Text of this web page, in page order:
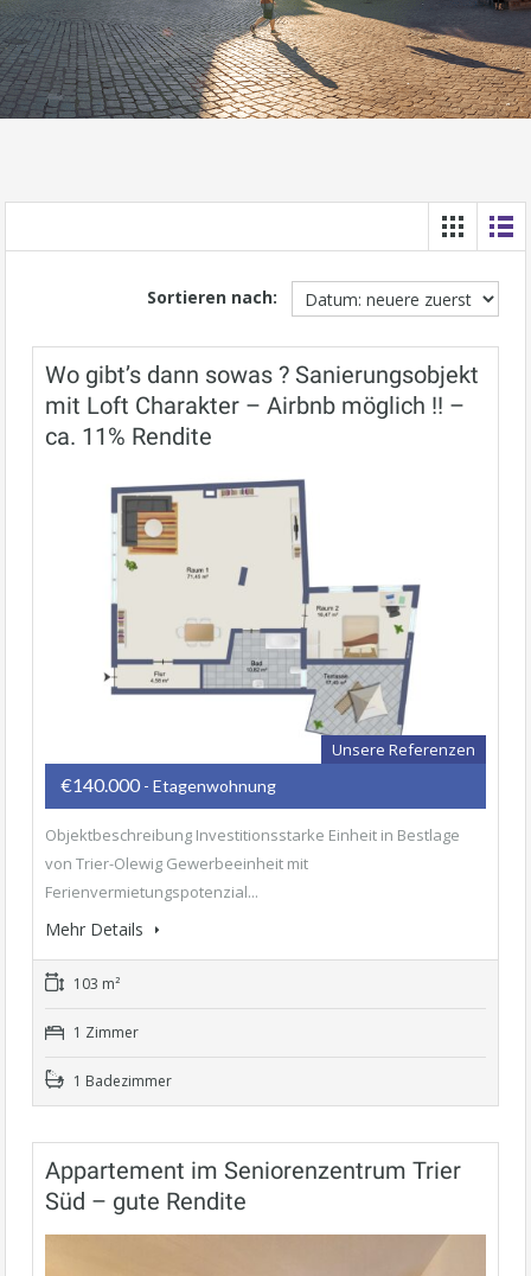
Sortieren nach:
Wo gibt’s dann sowas ? Sanierungsobjekt
mit Loft Charakter – Airbnb möglich !! –
ca. 11% Rendite
Unsere Referenzen
€140.000 - Etagenwohnung
Objektbeschreibung Investitionsstarke Einheit in Bestlage
von Trier-Olewig Gewerbeeinheit mit
Ferienvermietungspotenzial...
Mehr Details
103 m²
1 Zimmer
1 Badezimmer
Appartement im Seniorenzentrum Trier
Süd – gute Rendite